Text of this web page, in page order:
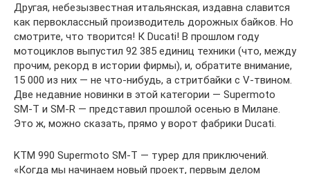
Другая, небезызвестная итальянская, издавна славится
как первоклассный производитель дорожных байков. Но
смотрите, что творится! К Ducati! В прошлом году
мотоциклов выпустил 92 385 единиц техники (что, между
прочим, рекорд в истории фирмы), и, обратите внимание,
15 000 из них — не что-нибудь, а стритбайки с V-твином.
Две недавние новинки в этой категории — Supermoto
SM-T и SM-R — представил прошлой осенью в Милане.
Это ж, можно сказать, прямо у ворот фабрики Ducati.
KTM 990 Supermoto SM-T — турер для приключений.
«Когда мы начинаем новый проект, первым делом